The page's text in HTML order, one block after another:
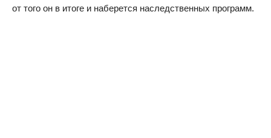
от того он в итоге и наберется наследственных программ.